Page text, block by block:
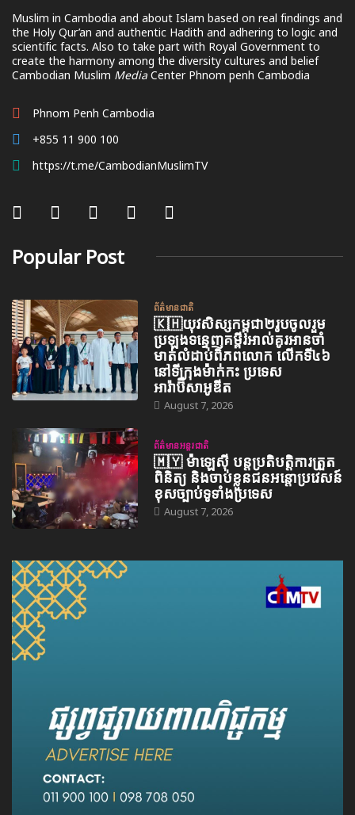
Muslim in Cambodia and about Islam based on real findings and
the Holy Qur’an and authentic Hadith and adhering to logic and
scientific facts. Also to take part with Royal Government to
create the harmony among the diversity cultures and belief
Cambodian Muslim Media Center Phnom penh Cambodia
Phnom Penh Cambodia
+855 11 900 100
https://t.me/CambodianMuslimTV
Popular Post
ព័ត៌មានជាតិ
🇰🇭យុវសិស្សកម្ពុជា២រូបចូលរួម
ប្រឡងទន្ទេញគម្ពីរអាល់គូរអានចាំ
មាត់លំដាប់ពិភពលោក លើកទី៤៦
នៅទីក្រុងម៉ាក់កះ ប្រទេស
អារ៉ាប៊ីសាអូឌីត
August 7, 2026
ព័ត៌មានអន្តរជាតិ
🇲🇾 ម៉ាឡេស៊ី បន្តប្រតិបត្តិការត្រួត
ពិនិត្យ និងចាប់ខ្លួនជនអន្តោប្រវេសន៍
ខុសច្បាប់ទូទាំងប្រទេស
August 7, 2026